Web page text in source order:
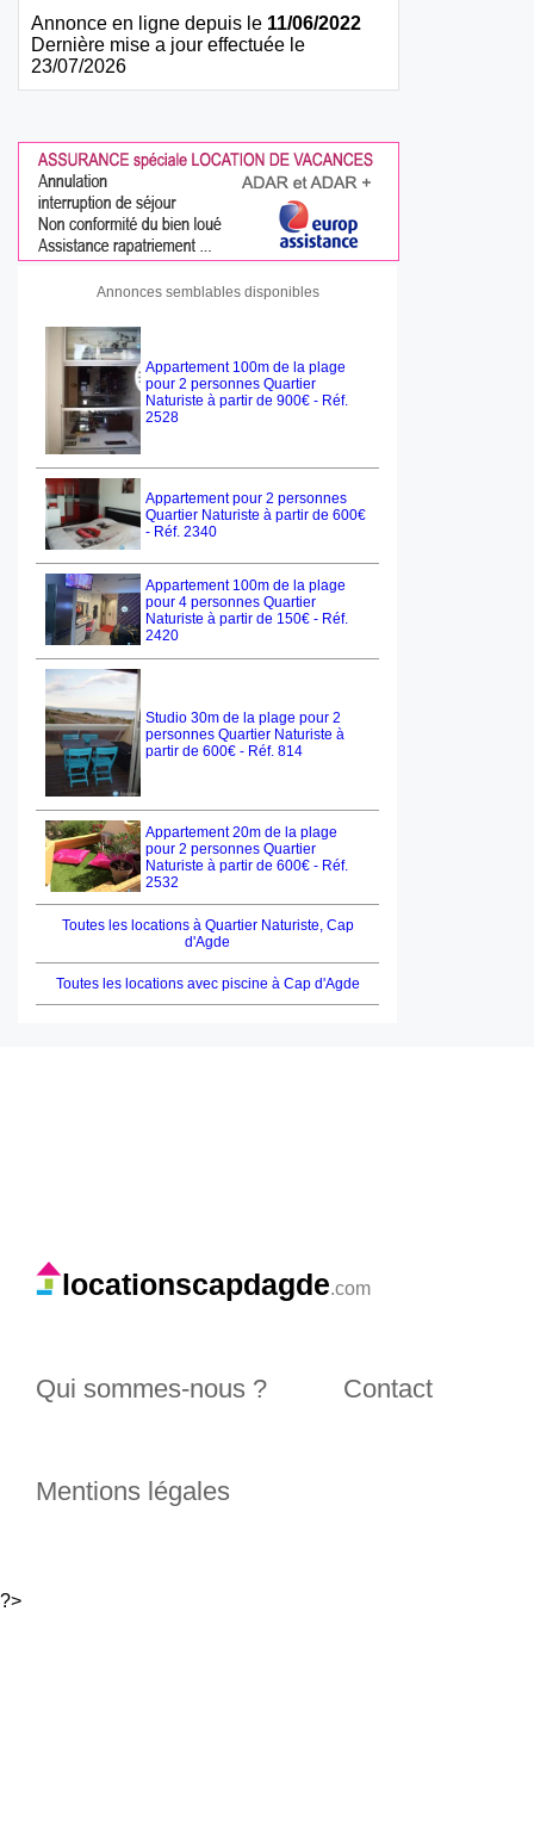
Annonce en ligne depuis le 11/06/2022
Dernière mise a jour effectuée le
23/07/2026
Annonces semblables disponibles
Appartement 100m de la plage
pour 2 personnes Quartier
Naturiste à partir de 900€ - Réf.
2528
Appartement pour 2 personnes
Quartier Naturiste à partir de 600€
- Réf. 2340
Appartement 100m de la plage
pour 4 personnes Quartier
Naturiste à partir de 150€ - Réf.
2420
Studio 30m de la plage pour 2
personnes Quartier Naturiste à
partir de 600€ - Réf. 814
Appartement 20m de la plage
pour 2 personnes Quartier
Naturiste à partir de 600€ - Réf.
2532
Toutes les locations à Quartier Naturiste, Cap
d'Agde
Toutes les locations avec piscine à Cap d'Agde
locationscapdagde.com
Qui sommes-nous ? Contact
Mentions légales
?>